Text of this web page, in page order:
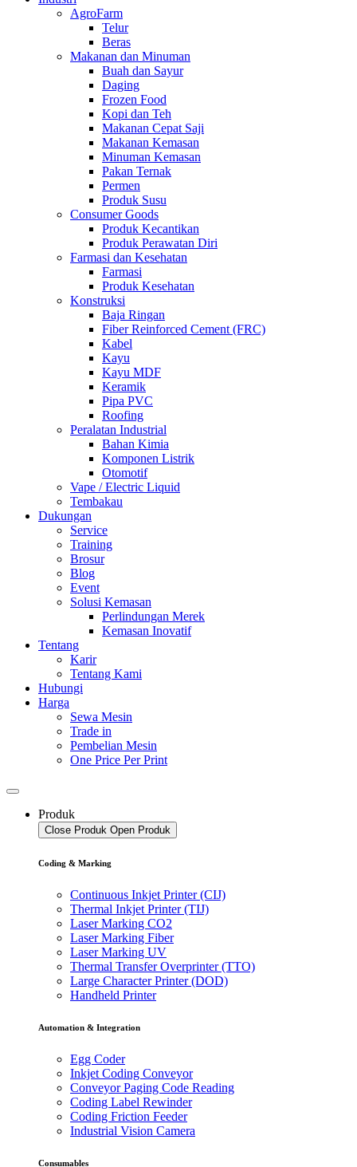
AgroFarm
Telur
Beras
Makanan dan Minuman
Buah dan Sayur
Daging
Frozen Food
Kopi dan Teh
Makanan Cepat Saji
Makanan Kemasan
Minuman Kemasan
Pakan Ternak
Permen
Produk Susu
Consumer Goods
Produk Kecantikan
Produk Perawatan Diri
Farmasi dan Kesehatan
Farmasi
Produk Kesehatan
Konstruksi
Baja Ringan
Fiber Reinforced Cement (FRC)
Kabel
Kayu
Kayu MDF
Keramik
Pipa PVC
Roofing
Peralatan Industrial
Bahan Kimia
Komponen Listrik
Otomotif
Vape / Electric Liquid
Tembakau
Dukungan
Service
Training
Brosur
Blog
Event
Solusi Kemasan
Perlindungan Merek
Kemasan Inovatif
Tentang
Karir
Tentang Kami
Hubungi
Harga
Sewa Mesin
Trade in
Pembelian Mesin
One Price Per Print
Produk
Close Produk Open Produk
Coding & Marking
Continuous Inkjet Printer (CIJ)
Thermal Inkjet Printer (TIJ)
Laser Marking CO2
Laser Marking Fiber
Laser Marking UV
Thermal Transfer Overprinter (TTO)
Large Character Printer (DOD)
Handheld Printer
Automation & Integration
Egg Coder
Inkjet Coding Conveyor
Conveyor Paging Code Reading
Coding Label Rewinder
Coding Friction Feeder
Industrial Vision Camera
Consumables